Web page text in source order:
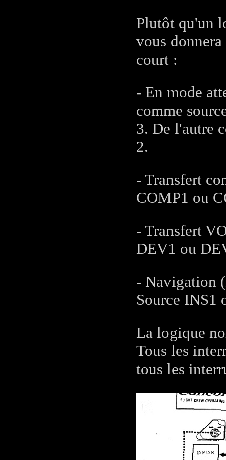
Plutôt qu'un
vous
court :
- En mode
comme
3. De l'autre
2.
- Transfert
COMP1 ou
- Transfert
DEV1 ou
- Navigation
Source INS1
La logique
Tous les
tous les